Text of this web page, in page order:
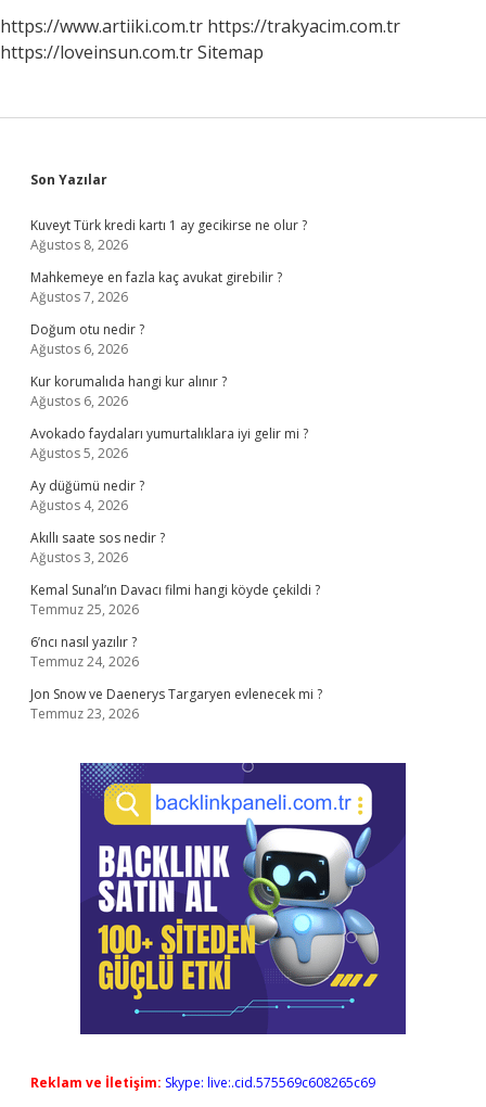
https://www.artiiki.com.tr https://trakyacim.com.tr
https://loveinsun.com.trSitemap
Sidebar
Son Yazılar
Kuveyt Türk kredi kartı 1 ay gecikirse ne olur ?
Ağustos 8, 2026
Mahkemeye en fazla kaç avukat girebilir ?
Ağustos 7, 2026
Doğum otu nedir ?
Ağustos 6, 2026
Kur korumalıda hangi kur alınır ?
Ağustos 6, 2026
Avokado faydaları yumurtalıklara iyi gelir mi ?
Ağustos 5, 2026
Ay düğümü nedir ?
Ağustos 4, 2026
Akıllı saate sos nedir ?
Ağustos 3, 2026
Kemal Sunal’ın Davacı filmi hangi köyde çekildi ?
Temmuz 25, 2026
6’ncı nasıl yazılır ?
Temmuz 24, 2026
Jon Snow ve Daenerys Targaryen evlenecek mi ?
Temmuz 23, 2026
Reklam ve İletişim: Skype: live:.cid.575569c608265c69